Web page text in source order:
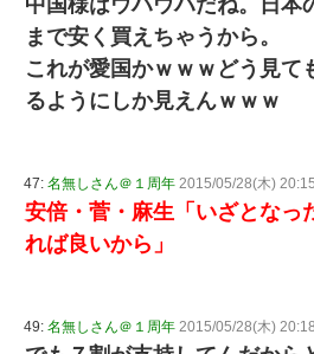
まで安く買えちゃうから。
これが愛国かｗｗｗどう見て
るようにしか見えんｗｗｗ
47: 名無しさん＠１周年 2015/05/28(木)
安倍・菅・麻生「いざとなっ
れば良いから」
49: 名無しさん＠１周年 2015/05/28(木)